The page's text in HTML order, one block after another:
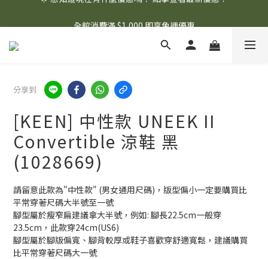
🌟 想知道現在有什麼優惠嗎？ 點擊查看最新優惠！
分享到
[KEEN] 中性款 UNEEK II
Convertible 涼鞋 黑
(1028669)
請留意此款為"中性款" (男女通用尺碼)，版型偏小一定要購買比
平常穿著尺碼大半號至一號
腳型屬於瘦窄扁建議拿大半號，例如: 腳長22.5cm一般穿
23.5cm，此款穿24cm(US6)
腳型屬於腳版偏寬、腳背較厚或鞋子喜歡穿舒適寬鬆，建議購買
比平常穿著尺碼大一號